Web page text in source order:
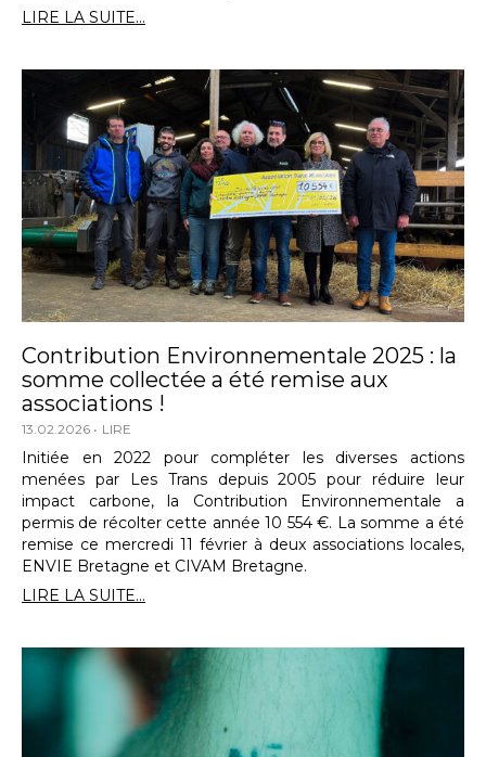
LIRE LA SUITE...
Contribution Environnementale 2025 : la
somme collectée a été remise aux
associations !
13.02.2026 LIRE
Initiée en 2022 pour compléter les diverses actions
menées par Les Trans depuis 2005 pour réduire leur
impact carbone, la Contribution Environnementale a
permis de récolter cette année 10 554 €. La somme a été
remise ce mercredi 11 février à deux associations locales,
ENVIE Bretagne et CIVAM Bretagne.
LIRE LA SUITE...